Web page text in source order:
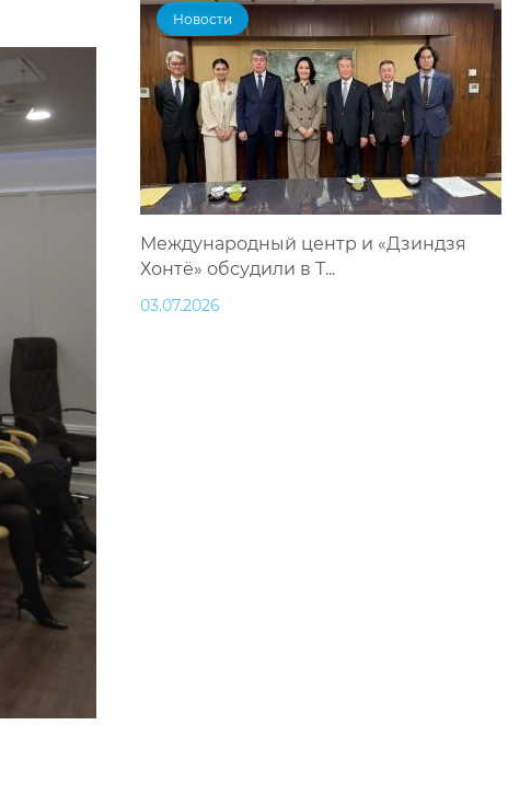
Новости
Международный центр и «Дзиндзя
Хонтё» обсудили в Т...
03.07.2026